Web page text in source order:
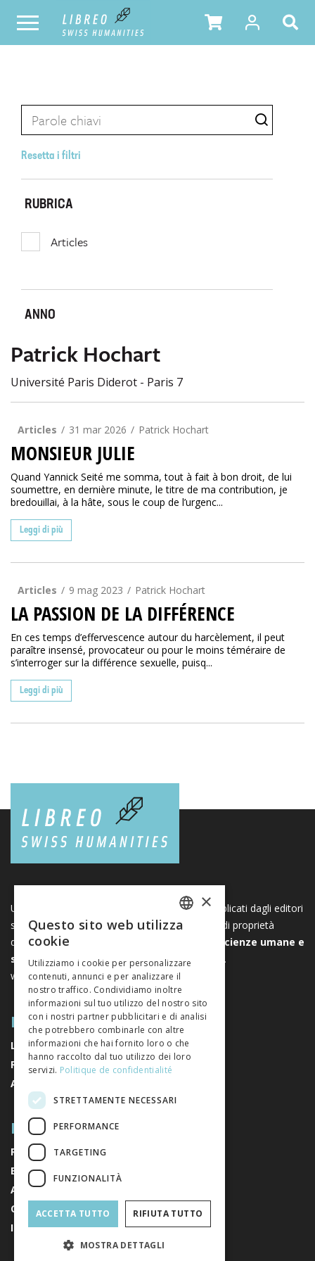
Resetta i filtri
RUBRICA
Articles
ANNO
Patrick Hochart
Université Paris Diderot - Paris 7
Articles 31 mar 2026 Patrick Hochart
MONSIEUR JULIE
Quand Yannick Seité me somma, tout à fait à bon droit, de lui
soumettre, en dernière minute, le titre de ma contribution, je
bredouillai, à la hâte, sous le coup de l’urgenc...
Leggi di più
Articles 9 mag 2023 Patrick Hochart
LA PASSION DE LA DIFFÉRENCE
En ces temps d’effervescence autour du harcèlement, il peut
paraître insensé, provocateur ou pour le moins téméraire de
s’interroger sur la différence sexuelle, puisq...
Leggi di più
Una piattaforma unica per i libri e le riviste pubblicati dagli editori
svizzeri di scienze umane e sociali. Libreo.ch è di proprietà
dell’
Associazione svizzera degli editori di scienze umane e
sociali. È un’associazione senza scopo di lucro.
www.editeurssuisses.ch
MAPPA DEL SITO
LIBRI
RIVISTE
AUTORI
RIGUARDO A NOI
RIGUARDO A NOI
EDITORI
AVVISI LEGALI
CONDIZIONI GENERALI DI VENDITA
ISCRIVITI ALLA NEWSLETTER
FRENCH
×
Questo sito web utilizza
cookie
Utilizziamo i cookie per personalizzare
contenuti, annunci e per analizzare il
nostro traffico. Condividiamo inoltre
informazioni sul tuo utilizzo del nostro sito
con i nostri partner pubblicitari e di analisi
che potrebbero combinarle con altre
informazioni che hai fornito loro o che
hanno raccolto dal tuo utilizzo dei loro
servizi. Politique de confidentialité
STRETTAMENTE NECESSARI
PERFORMANCE
TARGETING
FUNZIONALITÀ
ACCETTA TUTTO RIFIUTA TUTTO
MOSTRA DETTAGLI